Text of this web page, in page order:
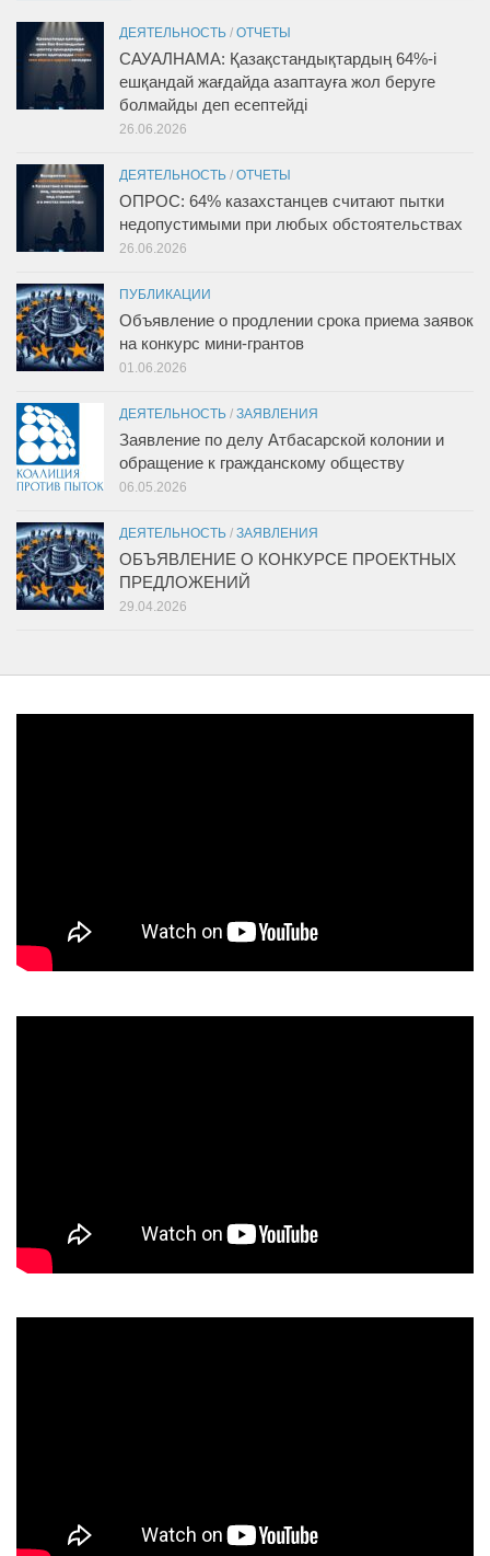
ДЕЯТЕЛЬНОСТЬ / ОТЧЕТЫ
САУАЛНАМА: Қазақстандықтардың 64%-і
ешқандай жағдайда азаптауға жол беруге
болмайды деп есептейді
26.06.2026
ДЕЯТЕЛЬНОСТЬ / ОТЧЕТЫ
ОПРОС: 64% казахстанцев считают пытки
недопустимыми при любых обстоятельствах
26.06.2026
ПУБЛИКАЦИИ
Объявление о продлении срока приема заявок
на конкурс мини-грантов
01.06.2026
ДЕЯТЕЛЬНОСТЬ / ЗАЯВЛЕНИЯ
Заявление по делу Атбасарской колонии и
обращение к гражданскому обществу
06.05.2026
ДЕЯТЕЛЬНОСТЬ / ЗАЯВЛЕНИЯ
ОБЪЯВЛЕНИЕ О КОНКУРСЕ ПРОЕКТНЫХ
ПРЕДЛОЖЕНИЙ
29.04.2026